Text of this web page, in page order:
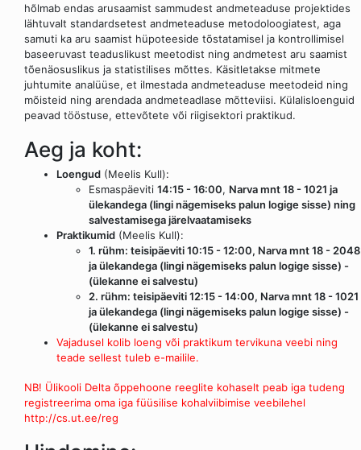
hõlmab endas arusaamist sammudest andmeteaduse projektides
lähtuvalt standardsetest andmeteaduse metodoloogiatest, aga
samuti ka aru saamist hüpoteeside tõstatamisel ja kontrollimisel
baseeruvast teaduslikust meetodist ning andmetest aru saamist
tõenäosuslikus ja statistilises mõttes. Käsitletakse mitmete
juhtumite analüüse, et ilmestada andmeteaduse meetodeid ning
mõisteid ning arendada andmeteadlase mõtteviisi. Külalisloenguid
peavad tööstuse, ettevõtete või riigisektori praktikud.
Aeg ja koht:
Loengud (Meelis Kull):
Esmaspäeviti 14:15 - 16:00, Narva mnt 18 - 1021 ja
ülekandega (lingi nägemiseks palun logige sisse) ning
salvestamisega järelvaatamiseks
Praktikumid (Meelis Kull):
1. rühm: teisipäeviti 10:15 - 12:00, Narva mnt 18 - 2048
ja ülekandega (lingi nägemiseks palun logige sisse) -
(ülekanne ei salvestu)
2. rühm: teisipäeviti 12:15 - 14:00, Narva mnt 18 - 1021
ja ülekandega (lingi nägemiseks palun logige sisse) -
(ülekanne ei salvestu)
Vajadusel kolib loeng või praktikum tervikuna veebi ning
teade sellest tuleb e-mailile.
NB! Ülikooli Delta õppehoone reeglite kohaselt peab iga tudeng
registreerima oma iga füüsilise kohalviibimise veebilehel
http://cs.ut.ee/reg